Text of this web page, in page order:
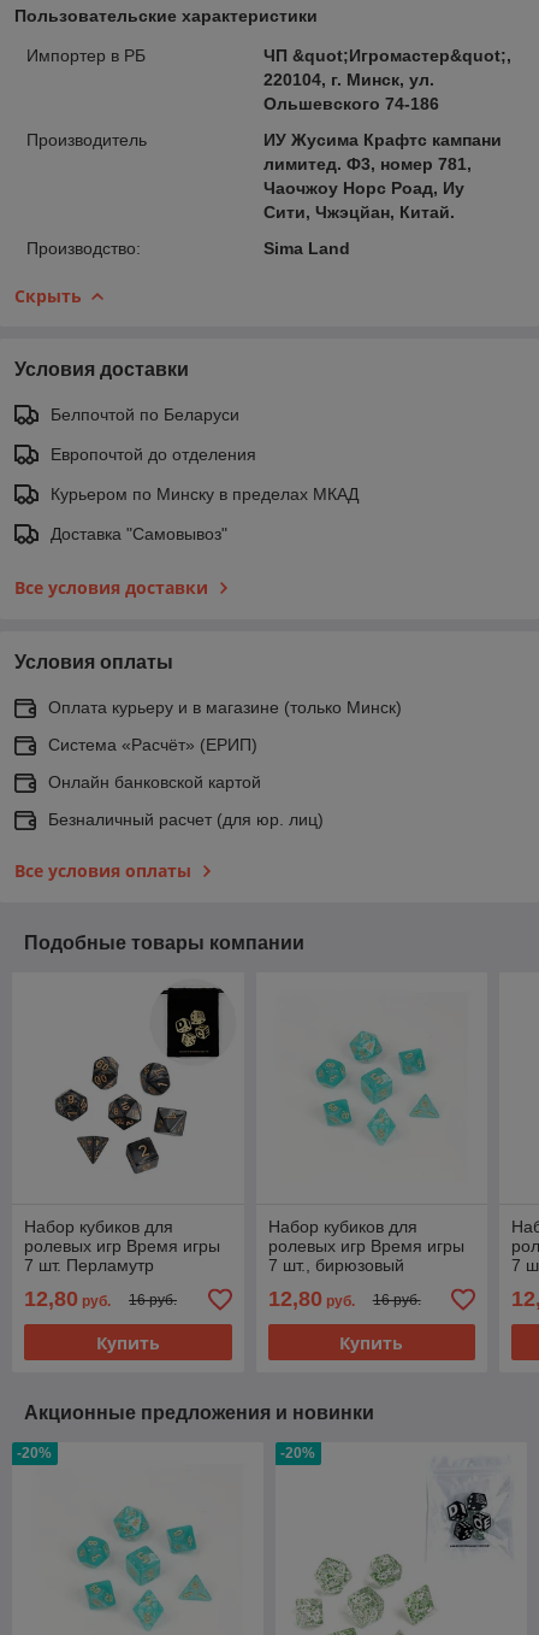
Пользовательские характеристики
Импортер в РБ
ЧП &quot;Игромастер&quot;,
220104, г. Минск, ул.
Ольшевского 74-186
Производитель
ИУ Жусима Крафтс кампани
лимитед. Ф3, номер 781,
Чаочжоу Норс Роад, Иу
Сити, Чжэцйан, Китай.
Производство:
Sima Land
Скрыть
Условия доставки
Белпочтой по Беларуси
Европочтой до отделения
Курьером по Минску в пределах МКАД
Доставка "Самовывоз"
Все условия доставки
Условия оплаты
Оплата курьеру и в магазине (только Минск)
Система «Расчёт» (ЕРИП)
Онлайн банковской картой
Безналичный расчет (для юр. лиц)
Все условия оплаты
Подобные товары компании
Набор кубиков для
ролевых игр Время игры
7 шт. Перламутр
12,80 руб. 16 руб.
Купить
Набор кубиков для
ролевых игр Время игры
7 шт., бирюзовый
12,80 руб. 16 руб.
Купить
7
Акционные предложения и новинки
-20% -20%